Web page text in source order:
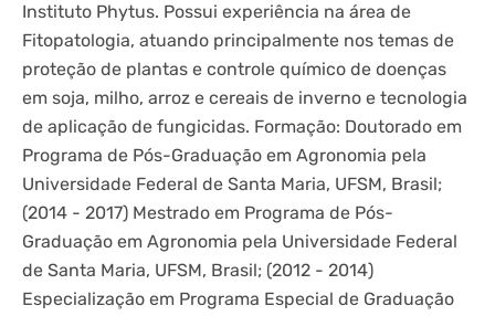
Instituto Phytus. Possui experiência na área de
Fitopatologia, atuando principalmente nos temas de
proteção de plantas e controle químico de doenças
em soja, milho, arroz e cereais de inverno e tecnologia
de aplicação de fungicidas. Formação: Doutorado em
Programa de Pós-Graduação em Agronomia pela
Universidade Federal de Santa Maria, UFSM, Brasil;
(2014 - 2017) Mestrado em Programa de Pós-
Graduação em Agronomia pela Universidade Federal
de Santa Maria, UFSM, Brasil; (2012 - 2014)
Especialização em Programa Especial de Graduação